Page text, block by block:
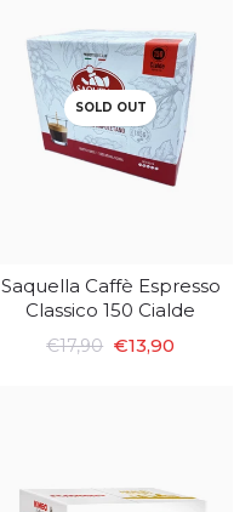
SOLD OUT
Saquella Caffè Espresso
Classico 150 Cialde
€17,90 €13,90